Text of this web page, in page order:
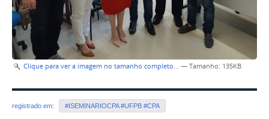
Clique para ver a imagem no tamanho completo… — Tamanho: 135KB
registrado em: #ISEMINARIOCPA #UFPB #CPA